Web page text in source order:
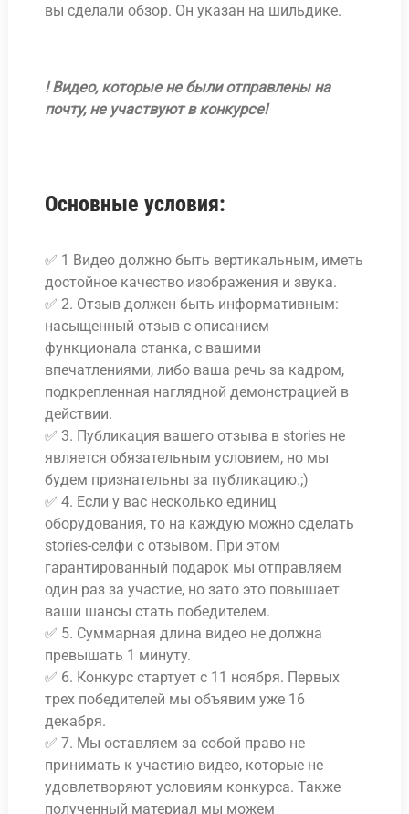
вы сделали обзор. Он указан на шильдике.
! Видео, которые не были отправлены на
почту, не участвуют в конкурсе!
Основные условия:
✅ 1 Видео должно быть вертикальным, иметь
достойное качество изображения и звука.
✅ 2. Отзыв должен быть информативным:
насыщенный отзыв с описанием
функционала станка, с вашими
впечатлениями, либо ваша речь за кадром,
подкрепленная наглядной демонстрацией в
действии.
✅ 3. Публикация вашего отзыва в stories не
является обязательным условием, но мы
будем признательны за публикацию.;)
✅ 4. Если у вас несколько единиц
оборудования, то на каждую можно сделать
stories-селфи с отзывом. При этом
гарантированный подарок мы отправляем
один раз за участие, но зато это повышает
ваши шансы стать победителем.
✅ 5. Суммарная длина видео не должна
превышать 1 минуту.
✅ 6. Конкурс стартует с 11 ноября. Первых
трех победителей мы объявим уже 16
декабря.
✅ 7. Мы оставляем за собой право не
принимать к участию видео, которые не
удовлетворяют условиям конкурса. Также
полученный материал мы можем